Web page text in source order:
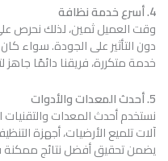
4. أسرع خدمة نظافة
وقت العميل ثمين، لذلك نحرص
دون التأثير على الجودة. سواء
خدمة متكررة، فريقنا دائمًا جاهز
5. أحدث المعدات والأدوات
نستخدم أحدث المعدات
آلات تلميع الأرضيات، أجهزة
يضمن تحقيق أفضل نتائج